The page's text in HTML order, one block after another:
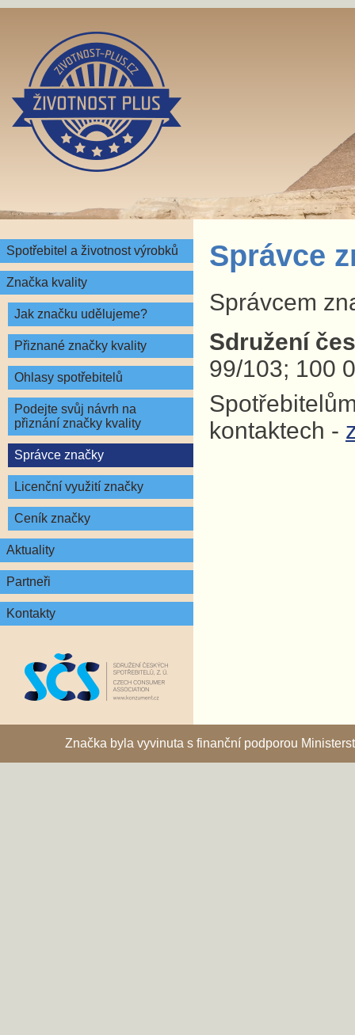
Spotřebitel a životnost výrobků
Značka kvality
Jak značku udělujeme?
Přiznané značky kvality
Ohlasy spotřebitelů
Podejte svůj návrh na
přiznání značky kvality
Správce značky
Licenční využití značky
Ceník značky
Aktuality
Partneři
Kontakty
Správce
Správcem
Sdružení
99/103; 100
kontaktech -
Značka byla vyvinuta s finanční podporou